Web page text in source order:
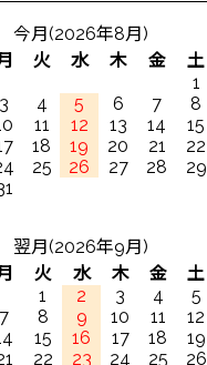
今月(2026年8月)
火 水 木 金
土
1
3 4 5 6 7
8
11 12 13 14
15
18 19 20 21
22
25 26 27 28
29
翌月(2026年9月)
火 水 木 金
土
1
2 3 4
5
7 8 9 10 11
12
15 16 17 18
19
22 23 24 25
26